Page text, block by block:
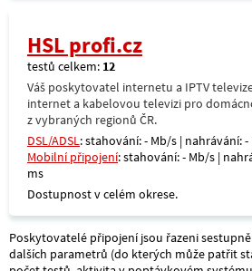
HSL profi.cz
testů celkem: 12
Váš poskytovatel internetu a IPTV
internet a kabelovou televizi pro
z vybraných regionů ČR.
DSL/ADSL: stahování: - Mb/s | nahrávání:
Mobilní připojení: stahování: - Mb/s |
ms
Dostupnost v celém okrese.
Poskytovatelé připojení jsou řazeni
dalších parametrů (do kterých může patřit